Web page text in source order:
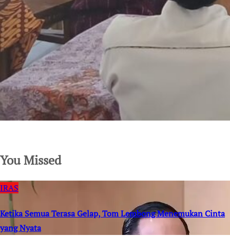
You Missed
IRAS
Ketika Semua Terasa Gelap, Tom Lembong Menemukan Cinta
yang Nyata